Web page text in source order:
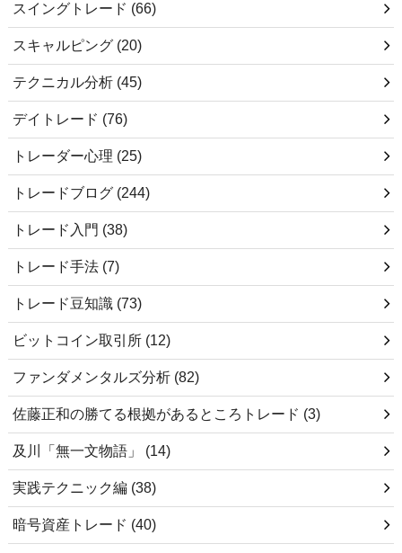
スイングトレード (66)
スキャルピング (20)
テクニカル分析 (45)
デイトレード (76)
トレーダー心理 (25)
トレードブログ (244)
トレード入門 (38)
トレード手法 (7)
トレード豆知識 (73)
ビットコイン取引所 (12)
ファンダメンタルズ分析 (82)
佐藤正和の勝てる根拠があるところトレード (3)
及川「無一文物語」 (14)
実践テクニック編 (38)
暗号資産トレード (40)